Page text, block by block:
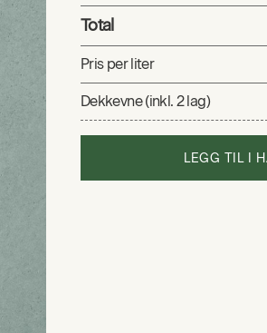
Total
Pris per liter
Dekkevne (inkl. 2 lag)
LEGG TIL I